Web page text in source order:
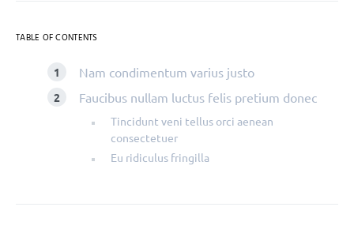
TABLE OF CONTENTS
Nam condimentum varius justo
Faucibus nullam luctus felis pretium donec
Tincidunt veni tellus orci aenean
consectetuer
Eu ridiculus fringilla